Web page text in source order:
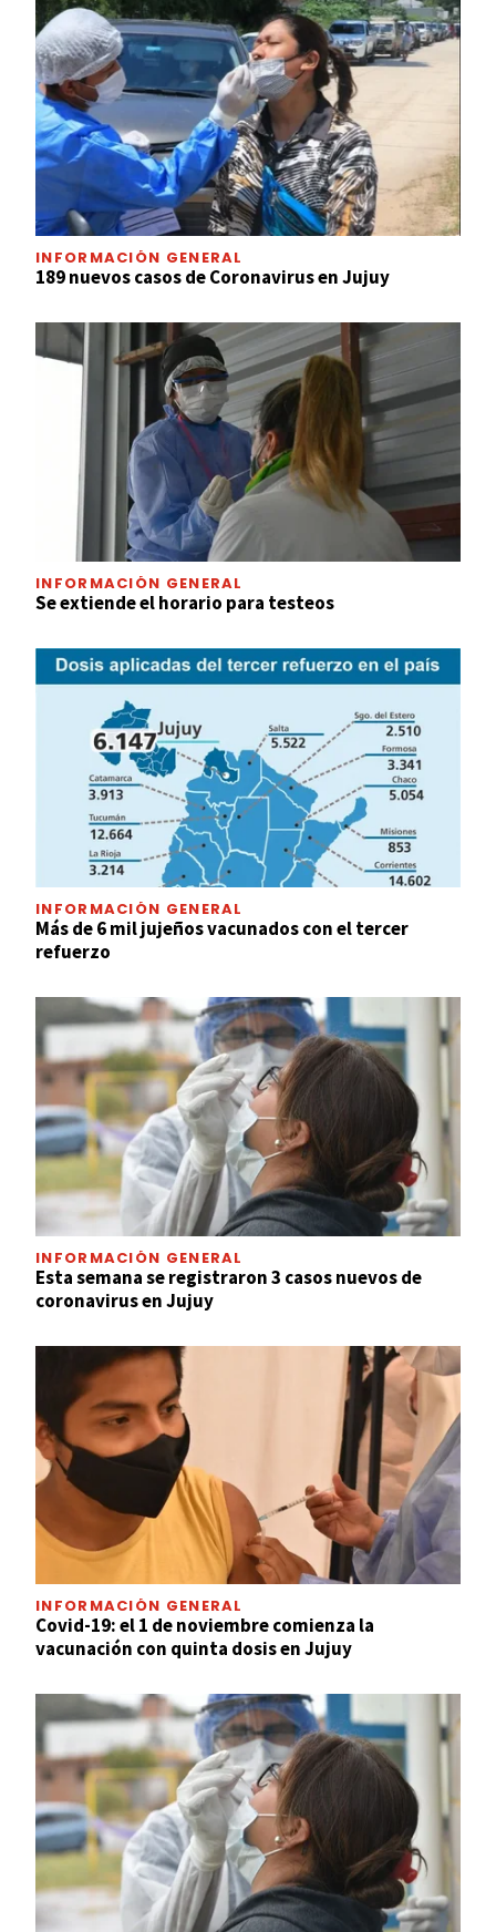
INFORMACIÓN GENERAL
189 nuevos casos de Coronavirus en Jujuy
INFORMACIÓN GENERAL
Se extiende el horario para testeos
INFORMACIÓN GENERAL
Más de 6 mil jujeños vacunados con el tercer
refuerzo
INFORMACIÓN GENERAL
Esta semana se registraron 3 casos nuevos de
coronavirus en Jujuy
INFORMACIÓN GENERAL
Covid-19: el 1 de noviembre comienza la
vacunación con quinta dosis en Jujuy